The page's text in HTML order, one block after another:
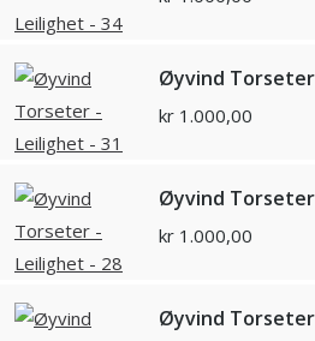
Øyvind Torseter
kr 1.000,00
Øyvind
kr 1.000,00
Øyvind